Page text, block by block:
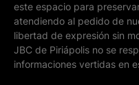
este espacio para
atendiendo al pedido de
libertad de expresión sin
JBC de Piriápolis no se
informaciones vertidas en